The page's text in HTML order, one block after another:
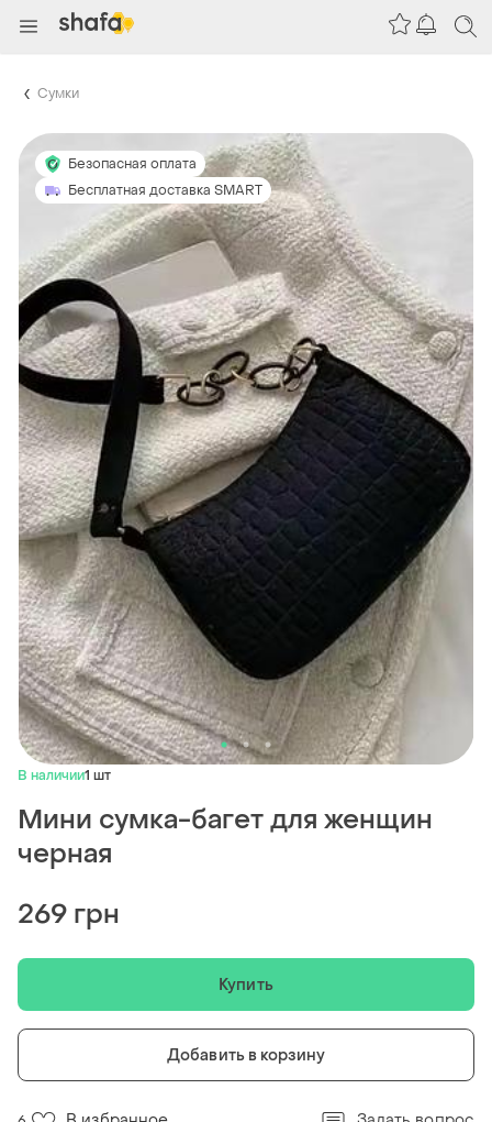
Сумки
Безопасная оплата
Бесплатная доставка SMART
В наличии1 шт
Мини сумка-багет для женщин
черная
269 грн
Купить
Добавить в корзину